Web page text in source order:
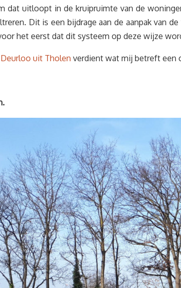
dat uitloopt in de kruipruimte van de
Dit is een bijdrage aan de aanpak van
het eerst dat dit systeem op deze wijze
uit Tholen verdient wat mij betreft een